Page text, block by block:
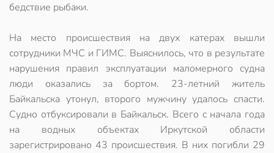
бедствие рыбаки.
На место происшествия на двух катерах вышли
сотрудники МЧС и ГИМС. Выяснилось, что в результате
нарушения правил эксплуатации маломерного судна
люди оказались за бортом. 23-летний житель
Байкальска утонул, второго мужчину удалось спасти.
Судно отбуксировали в Байкальск. Всего с начала года
на водных объектах Иркутской области
зарегистрировано 43 происшествия. В них погибли 29